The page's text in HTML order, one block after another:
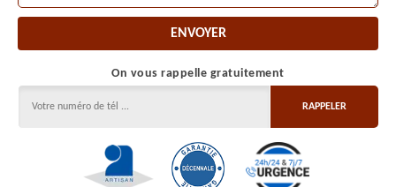
On vous rappelle gratuitement